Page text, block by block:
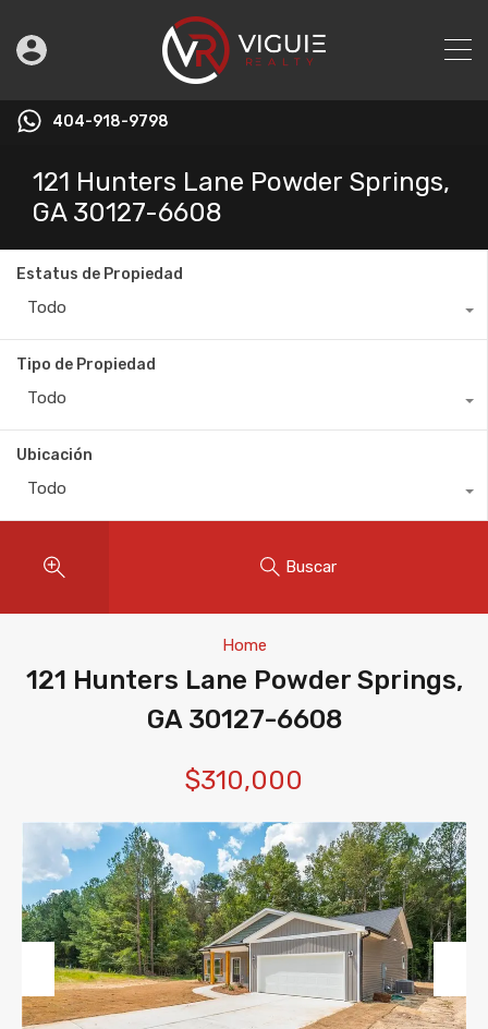
404-918-9798
121 Hunters Lane Powder Springs,
GA 30127-6608
Estatus de Propiedad
Todo
Tipo de Propiedad
Todo
Ubicación
Todo
Buscar
Home
121 Hunters Lane Powder Springs,
GA 30127-6608
$310,000
Previous Next